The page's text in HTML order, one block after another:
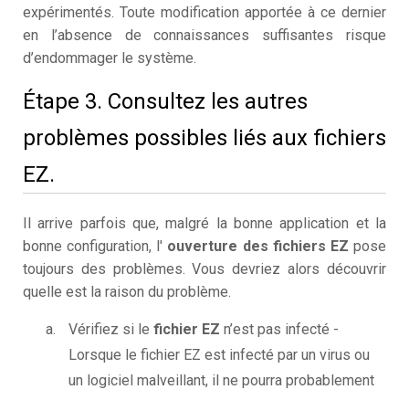
expérimentés. Toute modification apportée à ce dernier
en l’absence de connaissances suffisantes risque
d’endommager le système.
Étape 3. Consultez les autres
problèmes possibles liés aux fichiers
EZ.
Il arrive parfois que, malgré la bonne application et la
bonne configuration, l' ouverture des fichiers EZ pose
toujours des problèmes. Vous devriez alors découvrir
quelle est la raison du problème.
Vérifiez si le fichier EZ n’est pas infecté -
Lorsque le fichier EZ est infecté par un virus ou
un logiciel malveillant, il ne pourra probablement